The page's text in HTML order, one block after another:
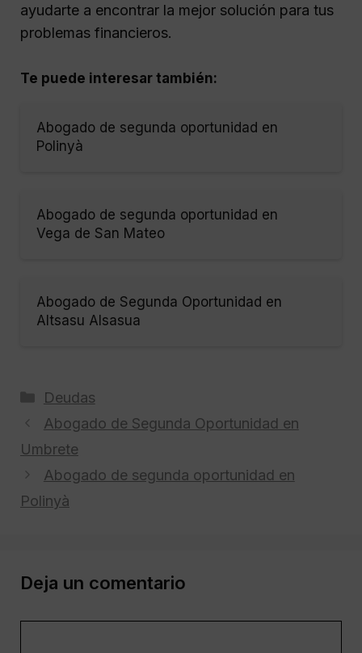
ayudarte a encontrar la mejor solución para tus
problemas financieros.
Te puede interesar también:
Abogado de segunda oportunidad en
Polinyà
Abogado de segunda oportunidad en
Vega de San Mateo
Abogado de Segunda Oportunidad en
Altsasu Alsasua
Categorías
Deudas
Abogado de Segunda Oportunidad en
Umbrete
Abogado de segunda oportunidad en
Polinyà
Deja un comentario